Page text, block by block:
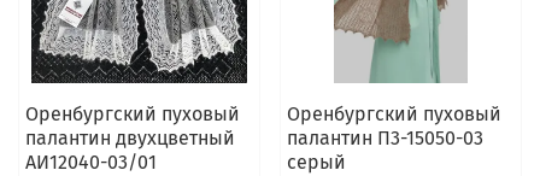
Оренбургский пуховый
палантин двухцветный
АИ12040-03/01
Оренбургский пуховый
палантин П3-15050-03
серый